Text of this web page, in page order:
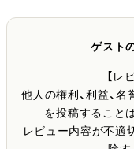
ゲスト
【レ
他人の権利、利益、
を投稿すること
レビュー内容が不適